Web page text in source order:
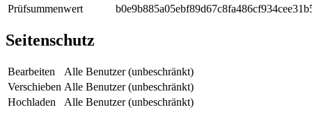
Prüfsummenwert
Seitenschutz
Bearbeiten
Alle Benutzer (unbeschränkt)
Verschieben Alle Benutzer (unbeschränkt)
Hochladen
Alle Benutzer (unbeschränkt)